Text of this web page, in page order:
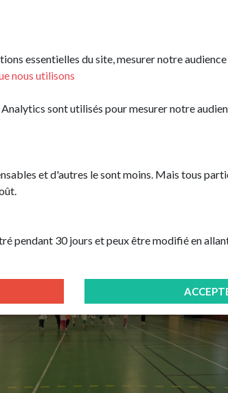
faire un choix et s'orienter vers les
défendant les couleurs de notre
:
handball, gymnastique,
jonglage et football!Soit un
du matin afin qu'ils puissent
à 16h30
avec des encadrants
dans des groupes d'âge pour
essentielles du site, mesurer notre
nous utilisons
sont utilisés pour mesurer notre
et d'autres le sont moins. Mais tous
pendant 30 jours et peux être modifié en